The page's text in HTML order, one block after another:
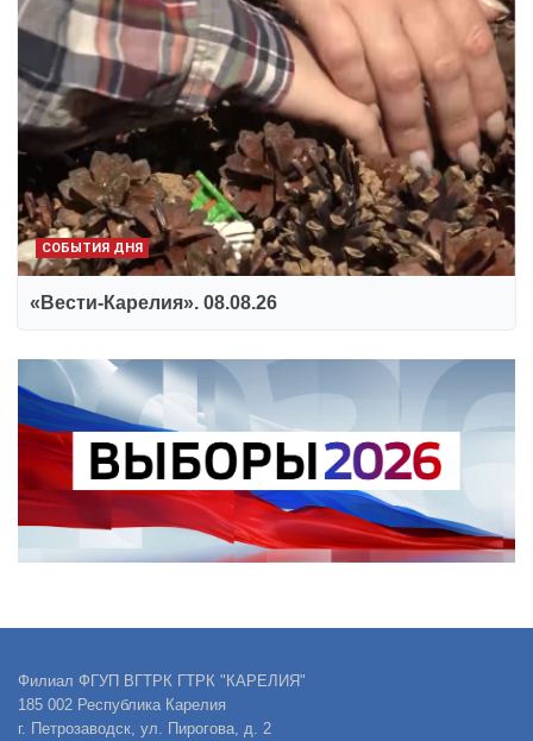
СОБЫТИЯ ДНЯ
«Вести-Карелия». 08.08.26
Филиал ФГУП ВГТРК ГТРК "КАРЕЛИЯ"
185 002 Республика Карелия
г. Петрозаводск, ул. Пирогова, д. 2